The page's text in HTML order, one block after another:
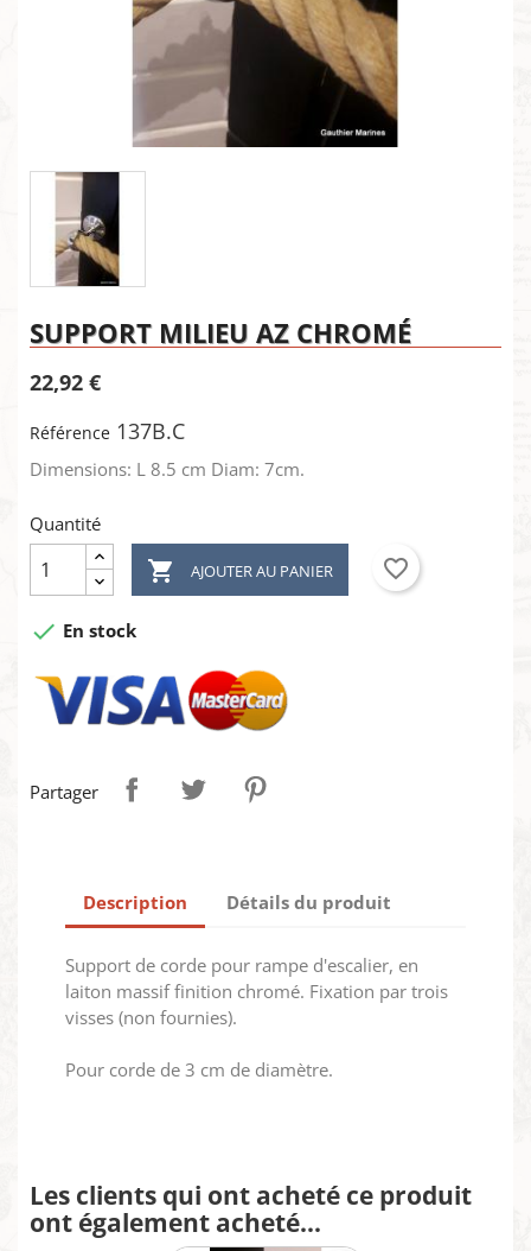
Ajouter à ma liste d'envies
Créer une nouvelle liste
Nom de la liste d'envies
Annuler
Vous devez être connecté pour ajouter des produits à
votre liste d'envies.
SUPPORT MILIEU AZ CHROMÉ
22,92 €
Référence 137B.C
Dimensions: L 8.5 cm Diam: 7cm.
Quantité
 AJOUTER AU PANIER favorite_border
 En stock
Partager
Description Détails du produit
Support de corde pour rampe d'escalier, en
laiton massif finition chromé. Fixation par trois
visses (non fournies).
Pour corde de 3 cm de diamètre.
Les clients qui ont acheté ce produit
ont également acheté...